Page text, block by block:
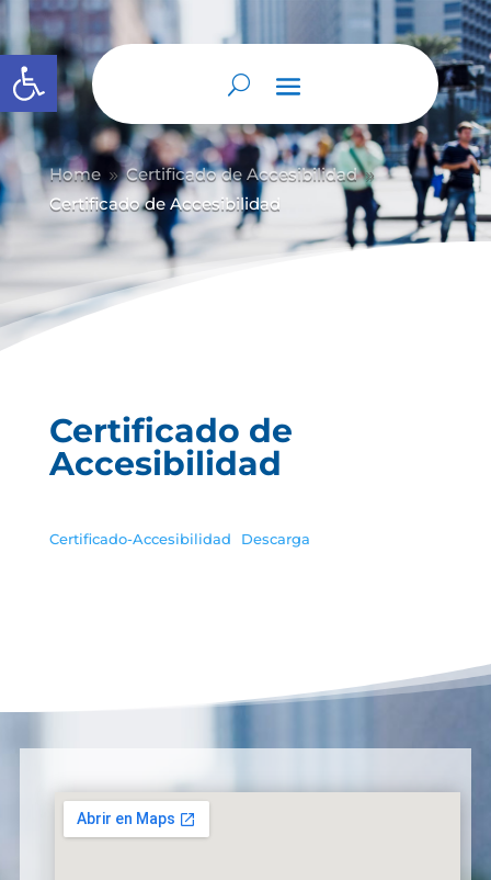
Abrir barra de herramientas
Home 9 Certificado de Accesibilidad 9
Certificado de Accesibilidad
Certificado de
Accesibilidad
Certificado-Accesibilidad Descarga